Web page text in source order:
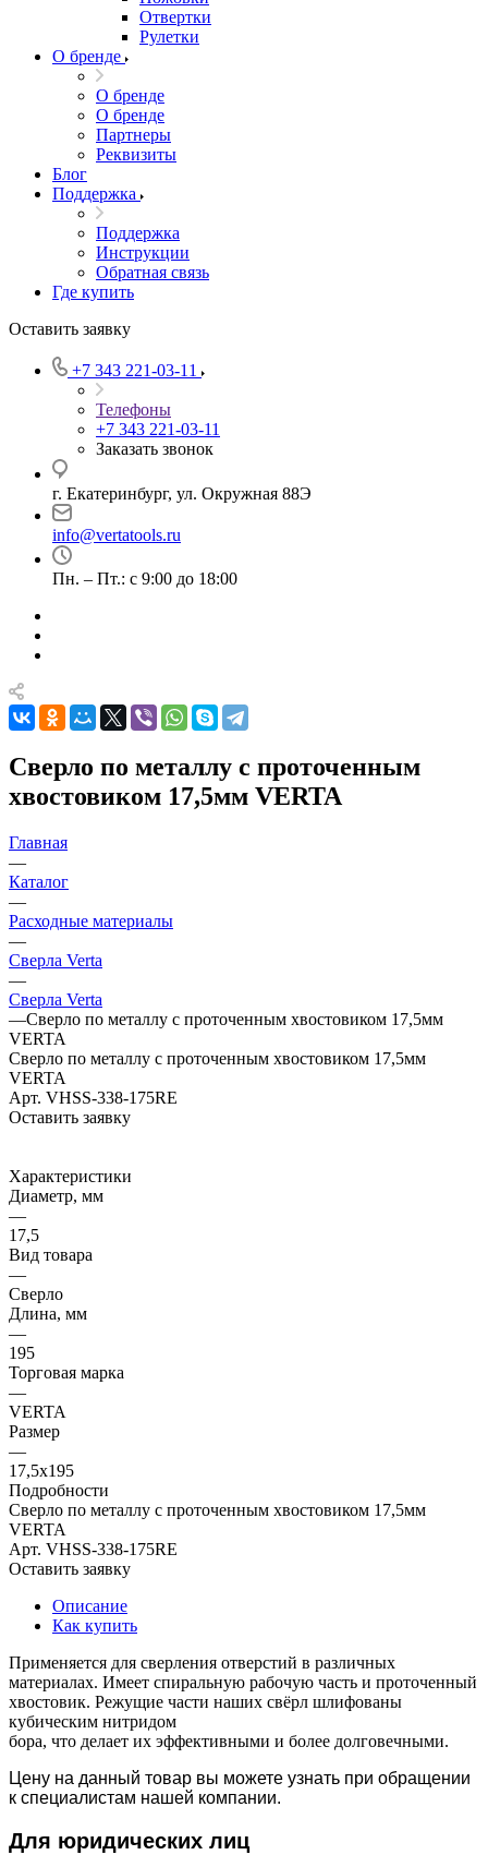
Отвертки
Рулетки
О бренде
О бренде
О бренде
Партнеры
Реквизиты
Блог
Поддержка
Поддержка
Инструкции
Обратная связь
Где купить
Оставить заявку
+7 343 221-03-11
Телефоны
+7 343 221-03-11
Заказать звонок
г. Екатеринбург, ул. Окружная 88Э
info@vertatools.ru
Пн. – Пт.: с 9:00 до 18:00
Сверло по металлу с проточенным
хвостовиком 17,5мм VERTA
Главная
—
Каталог
—
Расходные материалы
—
Сверла Verta
—
Сверла Verta
—Сверло по металлу с проточенным хвостовиком 17,5мм
VERTA
Сверло по металлу с проточенным хвостовиком 17,5мм
VERTA
Арт. VHSS-338-175RE
Оставить заявку
Характеристики
Диаметр, мм
—
17,5
Вид товара
—
Сверло
Длина, мм
—
195
Торговая марка
—
VERTA
Размер
—
17,5х195
Подробности
Сверло по металлу с проточенным хвостовиком 17,5мм
VERTA
Арт. VHSS-338-175RE
Оставить заявку
Описание
Как купить
Применяется для сверления отверстий в различных
материалах. Имеет спиральную рабочую часть и проточенный
хвостовик. Режущие части наших свёрл шлифованы
кубическим нитридом
бора, что делает их эффективными и более долговечными.
Цену на данный товар вы можете узнать при обращении
к специалистам нашей компании.
Для юридических лиц